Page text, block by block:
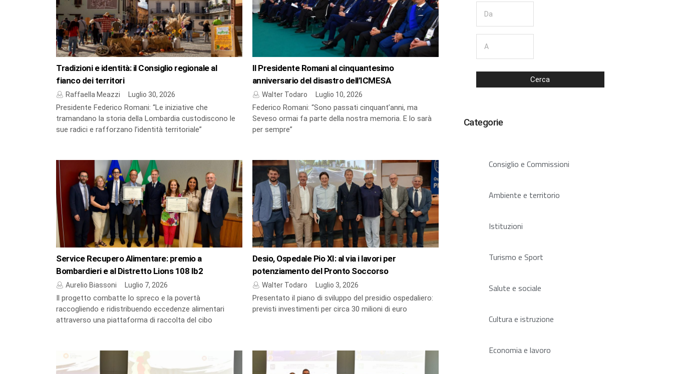
Tradizioni e identità: il Consiglio regionale al
fianco dei territori
Raffaella Meazzi Luglio 30, 2026
Presidente Federico Romani: “Le iniziative che
tramandano la storia della Lombardia custodiscono le
sue radici e rafforzano l’identità territoriale”
Il Presidente Romani al cinquantesimo
anniversario del disastro dell’ICMESA
Walter Todaro Luglio 10, 2026
Federico Romani: “Sono passati cinquant’anni, ma
Seveso ormai fa parte della nostra memoria. E lo sarà
per sempre”
Service Recupero Alimentare: premio a
Bombardieri e al Distretto Lions 108 Ib2
Aurelio Biassoni Luglio 7, 2026
Il progetto combatte lo spreco e la povertà
raccogliendo e ridistribuendo eccedenze alimentari
attraverso una piattaforma di raccolta del cibo
Desio, Ospedale Pio XI: al via i lavori per
potenziamento del Pronto Soccorso
Walter Todaro Luglio 3, 2026
Presentato il piano di sviluppo del presidio ospedaliero:
previsti investimenti per circa 30 milioni di euro
Cerca
Categorie
Consiglio e Commissioni
Ambiente e territorio
Istituzioni
Turismo e Sport
Salute e sociale
Cultura e istruzione
Economia e lavoro